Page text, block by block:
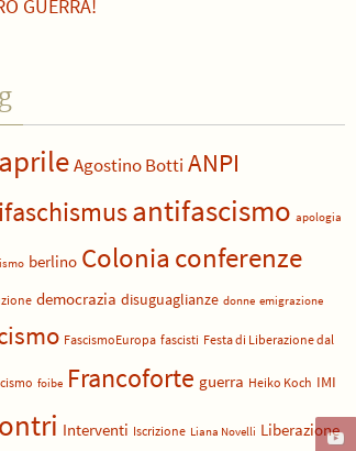
GUERRA!
Agostino Botti ANPI
antifascismo apologia
berlino Colonia conferenze
democrazia disuguaglianze donne emigrazione
FascismoEuropa fascisti Festa di Liberazione dal
foibe Francoforte guerra Heiko Koch IMI
Interventi Iscrizione Liana Novelli Liberazione